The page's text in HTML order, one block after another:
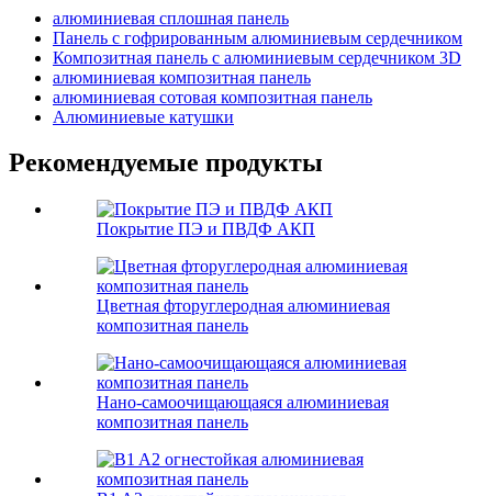
алюминиевая сплошная панель
Панель с гофрированным алюминиевым сердечником
Композитная панель с алюминиевым сердечником 3D
алюминиевая композитная панель
алюминиевая сотовая композитная панель
Алюминиевые катушки
Рекомендуемые продукты
Покрытие ПЭ и ПВДФ АКП
Цветная фторуглеродная алюминиевая
композитная панель
Нано-самоочищающаяся алюминиевая
композитная панель